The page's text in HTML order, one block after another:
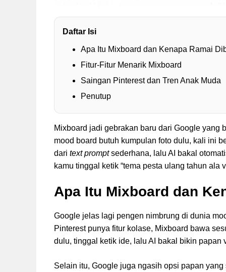
Daftar Isi
Apa Itu Mixboard dan Kenapa Ramai
Fitur-Fitur Menarik Mixboard
Saingan Pinterest dan Tren Anak Muda
Penutup
Mixboard jadi gebrakan baru dari Google yang
mood board butuh kumpulan foto dulu, kali ini
dari text promptsederhana, lalu AI bakal
kamu tinggal ketik “tema pesta ulang tahun
Apa Itu Mixboard dan
Google jelas lagi pengen nimbrung di dunia
Pinterest punya fitur kolase, Mixboard bawa
dulu, tinggal ketik ide, lalu AI bakal bikin papan
Selain itu, Google juga ngasih opsi papan yang